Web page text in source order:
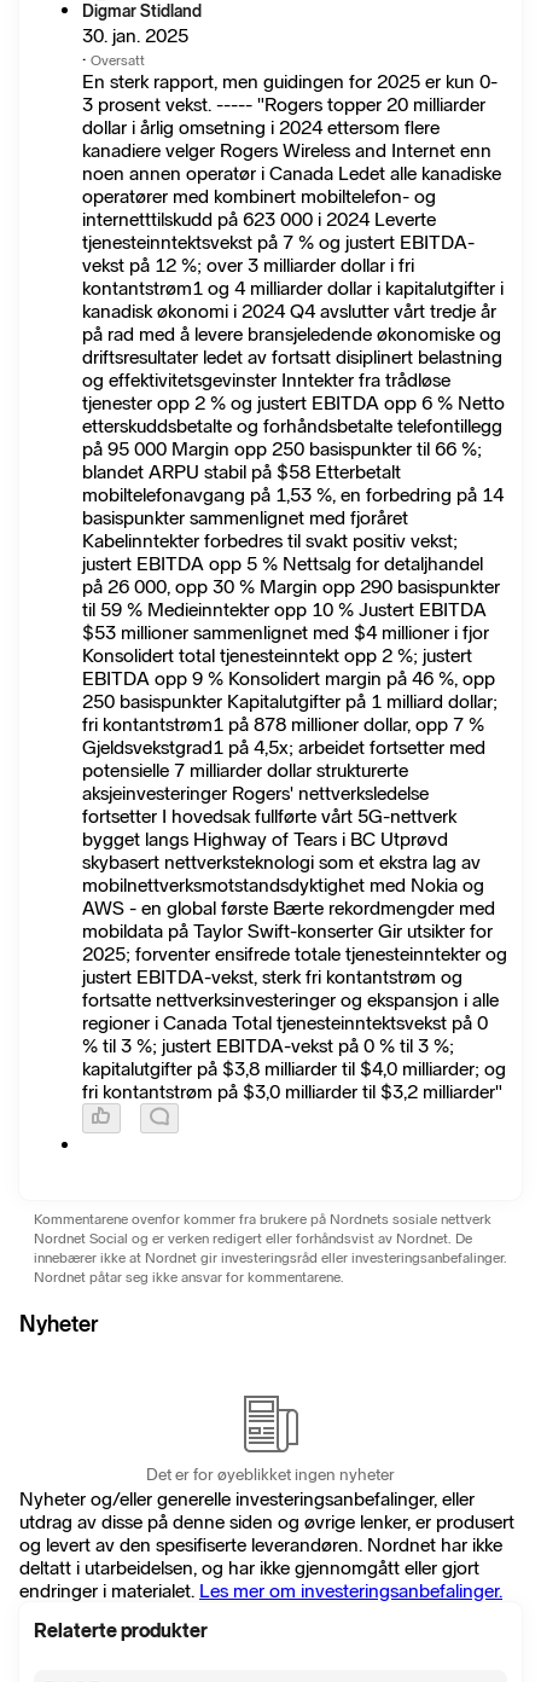
Digmar Stidland
30. jan. 2025
· Oversatt
En sterk rapport, men guidingen for 2025 er kun 0-
3 prosent vekst. ----- "Rogers topper 20 milliarder
dollar i årlig omsetning i 2024 ettersom flere
kanadiere velger Rogers Wireless and Internet enn
noen annen operatør i Canada Ledet alle kanadiske
operatører med kombinert mobiltelefon- og
internetttilskudd på 623 000 i 2024 Leverte
tjenesteinntektsvekst på 7 % og justert EBITDA-
vekst på 12 %; over 3 milliarder dollar i fri
kontantstrøm1 og 4 milliarder dollar i kapitalutgifter i
kanadisk økonomi i 2024 Q4 avslutter vårt tredje år
på rad med å levere bransjeledende økonomiske og
driftsresultater ledet av fortsatt disiplinert belastning
og effektivitetsgevinster Inntekter fra trådløse
tjenester opp 2 % og justert EBITDA opp 6 % Netto
etterskuddsbetalte og forhåndsbetalte telefontillegg
på 95 000 Margin opp 250 basispunkter til 66 %;
blandet ARPU stabil på $58 Etterbetalt
mobiltelefonavgang på 1,53 %, en forbedring på 14
basispunkter sammenlignet med fjoråret
Kabelinntekter forbedres til svakt positiv vekst;
justert EBITDA opp 5 % Nettsalg for detaljhandel
på 26 000, opp 30 % Margin opp 290 basispunkter
til 59 % Medieinntekter opp 10 % Justert EBITDA
$53 millioner sammenlignet med $4 millioner i fjor
Konsolidert total tjenesteinntekt opp 2 %; justert
EBITDA opp 9 % Konsolidert margin på 46 %, opp
250 basispunkter Kapitalutgifter på 1 milliard dollar;
fri kontantstrøm1 på 878 millioner dollar, opp 7 %
Gjeldsvekstgrad1 på 4,5x; arbeidet fortsetter med
potensielle 7 milliarder dollar strukturerte
aksjeinvesteringer Rogers' nettverksledelse
fortsetter I hovedsak fullførte vårt 5G-nettverk
bygget langs Highway of Tears i BC Utprøvd
skybasert nettverksteknologi som et ekstra lag av
mobilnettverksmotstandsdyktighet med Nokia og
AWS - en global første Bærte rekordmengder med
mobildata på Taylor Swift-konserter Gir utsikter for
2025; forventer ensifrede totale tjenesteinntekter og
justert EBITDA-vekst, sterk fri kontantstrøm og
fortsatte nettverksinvesteringer og ekspansjon i alle
regioner i Canada Total tjenesteinntektsvekst på 0
% til 3 %; justert EBITDA-vekst på 0 % til 3 %;
kapitalutgifter på $3,8 milliarder til $4,0 milliarder; og
fri kontantstrøm på $3,0 milliarder til $3,2 milliarder"
Kommentarene ovenfor kommer fra brukere på Nordnets sosiale nettverk
Nordnet Social og er verken redigert eller forhåndsvist av Nordnet. De
innebærer ikke at Nordnet gir investeringsråd eller investeringsanbefalinger.
Nordnet påtar seg ikke ansvar for kommentarene.
Nyheter
Det er for øyeblikket ingen nyheter
Nyheter og/eller generelle investeringsanbefalinger, eller
utdrag av disse på denne siden og øvrige lenker, er produsert
og levert av den spesifiserte leverandøren. Nordnet har ikke
deltatt i utarbeidelsen, og har ikke gjennomgått eller gjort
endringer i materialet. Les mer om investeringsanbefalinger.
Relaterte produkter